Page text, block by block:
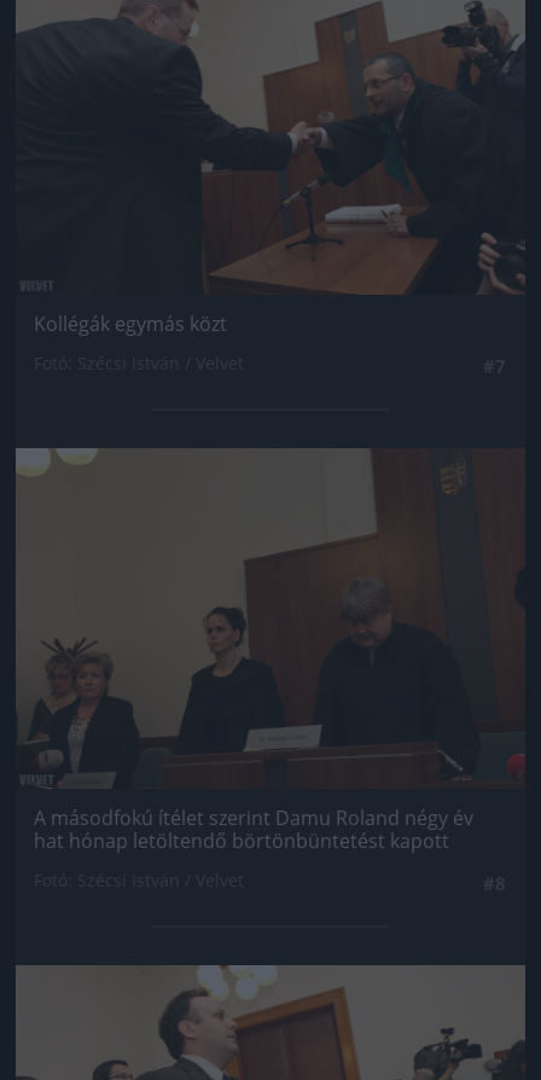
Kollégák egymás közt
A másodfokú ítélet szerint Damu Roland négy év
hat hónap letöltendő börtönbüntetést kapott
Jön még kép!